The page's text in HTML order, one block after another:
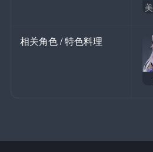
相关角色 / 特色料理